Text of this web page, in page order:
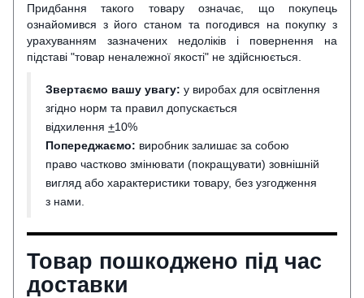
Придбання такого товару означає, що покупець
ознайомився з його станом та погодився на покупку з
урахуванням зазначених недоліків і повернення на
підставі "товар неналежної якості" не здійснюється.
Звертаємо вашу увагу: у виробах для освітлення
згідно норм та правил допускається
відхилення +10%
Попереджаємо: виробник залишає за собою
право частково змінювати (покращувати) зовнішній
вигляд або характеристики товару, без узгодження
з нами.
Товар пошкоджено під час
доставки